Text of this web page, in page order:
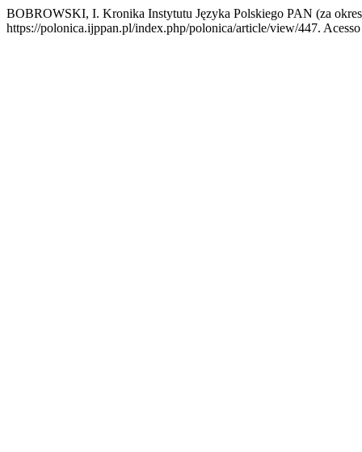
BOBROWSKI, I. Kronika Instytutu Języka Polskiego PAN (za
https://polonica.ijppan.pl/index.php/polonica/article/view/447.